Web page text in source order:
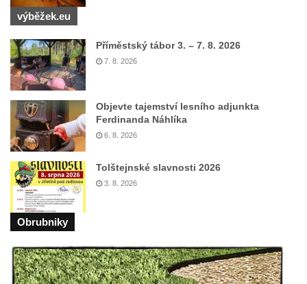
Budějovicích
Sousoší Kalvárie před klášterem
dominikánů u Piaristického náměstí v
Českých Budějovicích
Socha svatého Václava u pramene v
Semilech
Pamětní deska Tomáše Garrigue Masaryka
na radnici v Českých Budějovicích
Pamětní deska na biskupské rezidenci v
Českých Budějovicích
Pamětní deska Josefa Hloucha na
biskupské rezidenci v Českých
Socha žáby u rybníčku na Náměstí v
Kamenném Újezdě
výběžek.eu
Příměstský tábor 3. – 7. 8. 2026
7. 8. 2026
Objevte tajemství lesního adjunkta
Ferdinanda Náhlíka
6. 8. 2026
Tolštejnské slavnosti 2026
3. 8. 2026
Obrubniky